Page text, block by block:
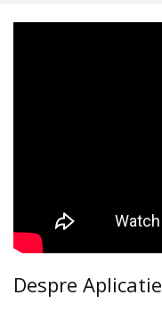
Despre Aplicatie